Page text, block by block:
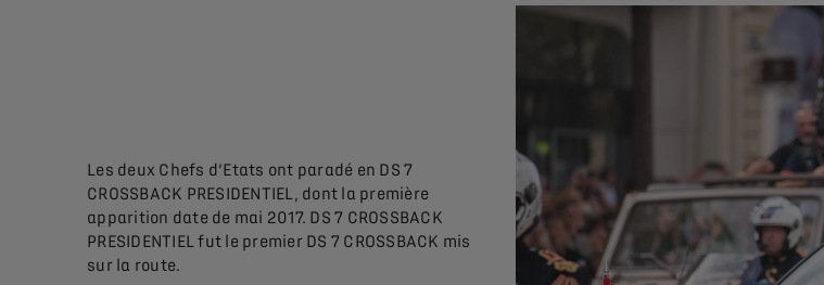
Les deux Chefs d’Etats ont paradé en DS 7
CROSSBACK PRESIDENTIEL, dont la première
apparition date de mai 2017. DS 7 CROSSBACK
PRESIDENTIEL fut le premier DS 7 CROSSBACK mis
sur la route.